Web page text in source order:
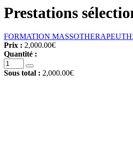
Prestations
FORMATION
Prix : 2,000.00€
Quantité :
Sous total : 2,000.00€